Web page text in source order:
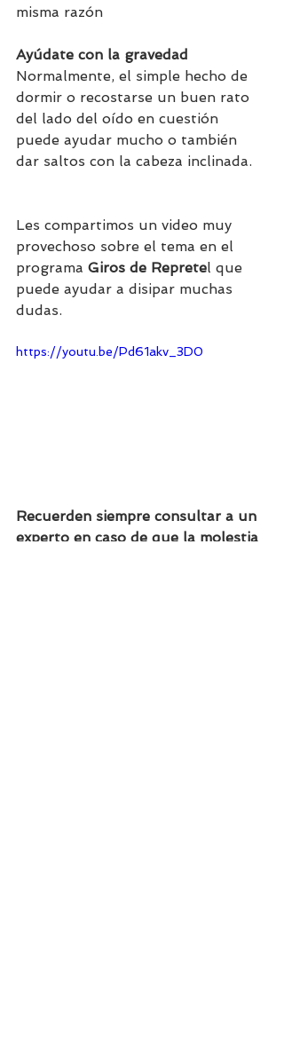
misma razón
Ayúdate con la gravedad
Normalmente, el simple hecho de
dormir o recostarse un buen rato
del lado del oído en cuestión
puede ayudar mucho o también
dar saltos con la cabeza inclinada.
Les compartimos un video muy
provechoso sobre el tema en el
programa Giros de Repretel que
puede ayudar a disipar muchas
dudas.
https://youtu.be/Pd61akv_3D0
Recuerden siempre consultar a un
experto en caso de que la molestia